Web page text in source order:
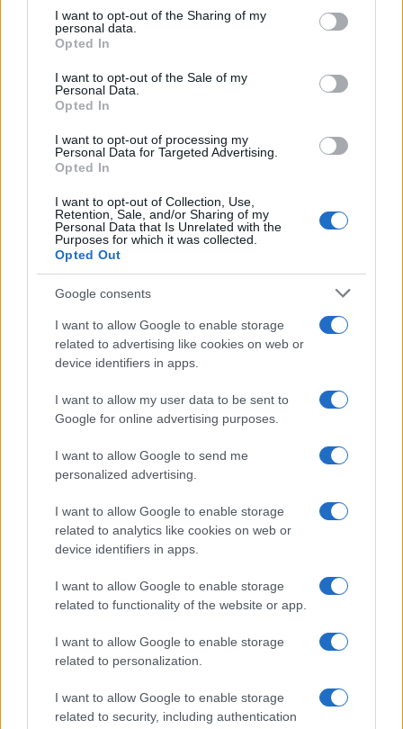
I want to opt-out of the Sharing of my
personal data.
Opted In
I want to opt-out of the Sale of my
Personal Data.
Opted In
I want to opt-out of processing my
Personal Data for Targeted Advertising.
Opted In
I want to opt-out of Collection, Use,
Retention, Sale, and/or Sharing of my
Personal Data that Is Unrelated with the
Purposes for which it was collected.
Opted Out
Google consents
I want to allow Google to enable storage
related to advertising like cookies on web or
device identifiers in apps.
I want to allow my user data to be sent to
Google for online advertising purposes.
I want to allow Google to send me
personalized advertising.
I want to allow Google to enable storage
related to analytics like cookies on web or
device identifiers in apps.
I want to allow Google to enable storage
related to functionality of the website or app.
I want to allow Google to enable storage
related to personalization.
I want to allow Google to enable storage
related to security, including authentication
comodamente da una scrivania. Naturalmente
nessuno dice che le forze dell’ordine siano al di
zone franche. Se ci sono errori veri, vanno
accertati. Ma una cosa è accertare, un’altra è
costruire un clima in cui il poliziotto diventa il
sospettato naturale ogni volta che interviene
di Suvilla, fuggiti in auto, sono stati arrestati poco
dopo a Quincinetto, sull’autostrada A5 in
direzione Torino. Dunque non stiamo parlando di
un episodio isolato o di una banale infrazione.
Stiamo parlando di una fuga, di un mezzo rubato,
di pattuglie impegnate a fermare una situazione
potenzialmente pericolosissima.
Matteo Salvini è intervenuto così: “La solidarietà
mia e di tutta la Lega a questi agenti”. E gli
avvocati dei poliziotti hanno ricordato un punto
essenziale: “In questa fase non esiste un capo di
imputazione, ma una fattispecie di reato. Gli
accertamenti sono ancora in corso e le indagini
forensi sono ancora da ultimare. Abbiamo tutta la
fiducia che gli accertamenti della procura portino
il loro dovere”. Ecco, appunto:erano lì a fare il